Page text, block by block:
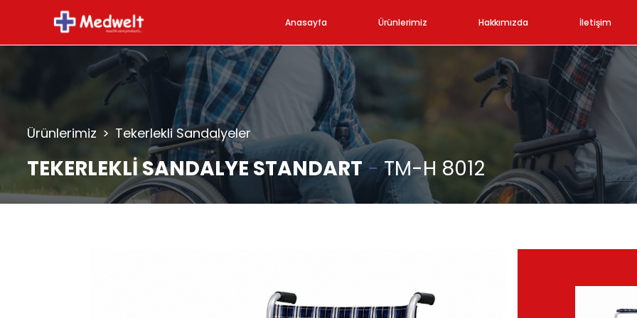
Anasayfa Ürünlerimiz Hakkımızda İletişim
Ürünlerimiz > Tekerlekli Sandalyeler
TEKERLEKLİ SANDALYE STANDART-TM-H 8012